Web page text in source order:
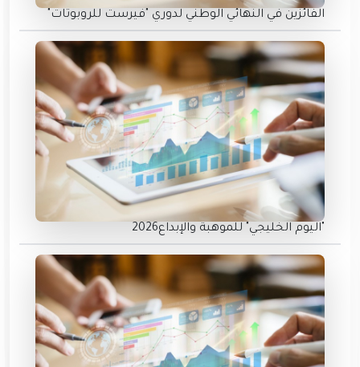
الفائزين في النهائي الوطني لدوري "فيرست للروبوتات"
"اليوم الخليجي" للموهبة والإبداع2026